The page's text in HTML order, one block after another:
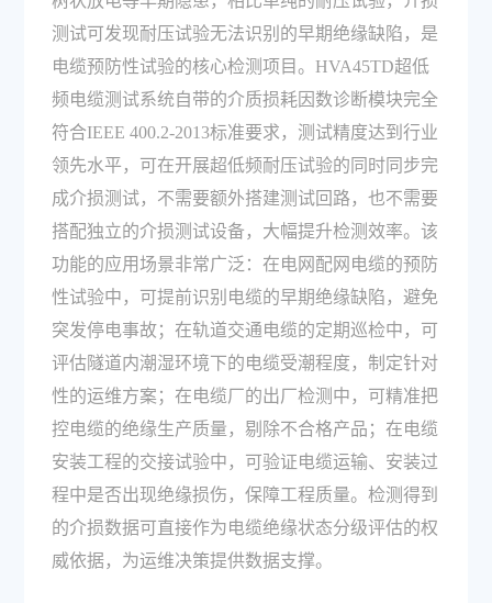
测试可发现耐压试验无法识别的早期绝缘缺陷，是
电缆预防性试验的核心检测项目。HVA45TD超低
频电缆测试系统自带的介质损耗因数诊断模块完全
符合IEEE 400.2-2013标准要求，测试精度达到行业
领先水平，可在开展超低频耐压试验的同时同步完
成介损测试，不需要额外搭建测试回路，也不需要
搭配独立的介损测试设备，大幅提升检测效率。该
功能的应用场景非常广泛：在电网配网电缆的预防
性试验中，可提前识别电缆的早期绝缘缺陷，避免
突发停电事故；在轨道交通电缆的定期巡检中，可
评估隧道内潮湿环境下的电缆受潮程度，制定针对
性的运维方案；在电缆厂的出厂检测中，可精准把
控电缆的绝缘生产质量，剔除不合格产品；在电缆
安装工程的交接试验中，可验证电缆运输、安装过
程中是否出现绝缘损伤，保障工程质量。检测得到
的介损数据可直接作为电缆绝缘状态分级评估的权
威依据，为运维决策提供数据支撑。